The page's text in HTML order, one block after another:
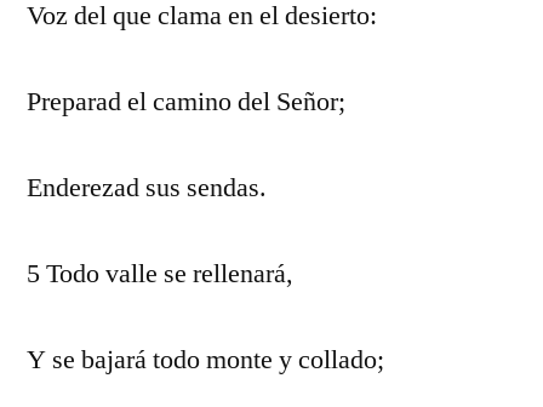
Voz del que clama en el desierto:
Preparad el camino del Señor;
Enderezad sus sendas.
5 Todo valle se rellenará,
Y se bajará todo monte y collado;